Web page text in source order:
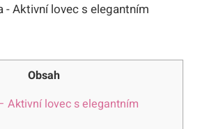
Obsah
Aktivní lovec s elegantním